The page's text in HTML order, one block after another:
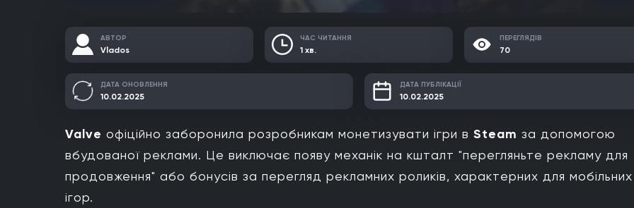
АВТОР
Vlados
ЧАС ЧИТАННЯ
1 хв.
ПЕРЕГЛЯДІВ
70
ДАТА ОНОВЛЕННЯ
10.02.2025
ДАТА ПУБЛІКАЦІЇ
10.02.2025
Valve офіційно заборонила розробникам монетизувати ігри в Steam за допомогою
вбудованої реклами. Це виключає появу механік на кшталт "перегляньте рекламу для
продовження" або бонусів за перегляд рекламних роликів, характерних для мобільних
ігор.